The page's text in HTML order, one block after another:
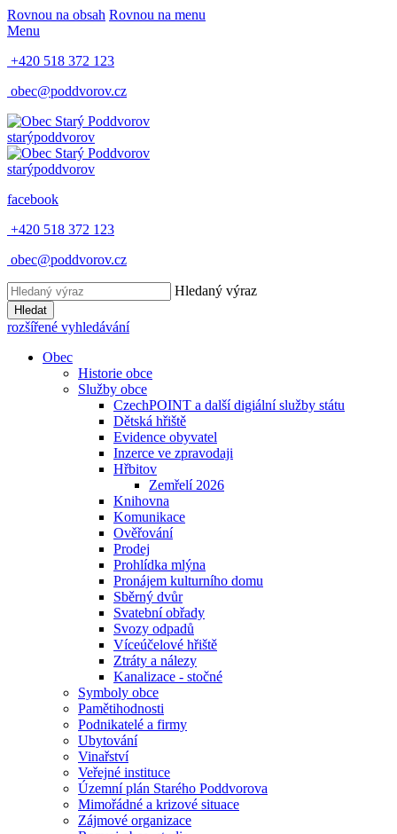
Rovnou na obsah Rovnou na menu
Menu
+420 518 372 123
obec@poddvorov.cz
starýpoddvorov
starýpoddvorov
facebook
+420 518 372 123
obec@poddvorov.cz
Hledaný výraz
Hledat
rozšířené vyhledávání
Obec
Historie obce
Služby obce
CzechPOINT a další digiální služby státu
Dětská hřiště
Evidence obyvatel
Inzerce ve zpravodaji
Hřbitov
Zemřelí 2026
Knihovna
Komunikace
Ověřování
Prodej
Prohlídka mlýna
Pronájem kulturního domu
Sběrný dvůr
Svatební obřady
Svozy odpadů
Víceúčelové hřiště
Ztráty a nálezy
Kanalizace - stočné
Symboly obce
Pamětihodnosti
Podnikatelé a firmy
Ubytování
Vinařství
Veřejné instituce
Územní plán Starého Poddvorova
Mimořádné a krizové situace
Zájmové organizace